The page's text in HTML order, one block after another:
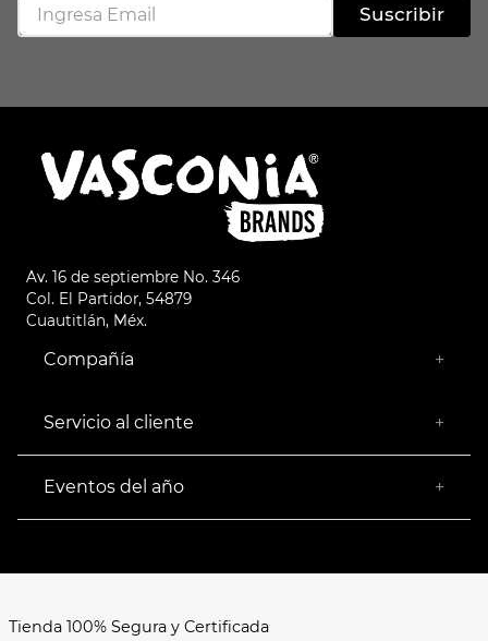
Suscribir
Av. 16 de septiembre No. 346
Col. El Partidor, 54879
Cuautitlán, Méx.
Compañía +
Empresa Socialmente Responsable
Servicio al cliente +
Facturación
Devoluciones
Formas de Pago
Eventos del año +
Buen Fin
Tienda 100% Segura y Certificada